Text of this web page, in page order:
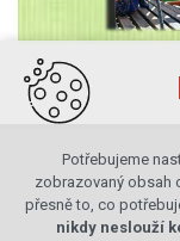
Potřebujeme
zobrazovaný obsah
přesně to, co
nikdy neslouží